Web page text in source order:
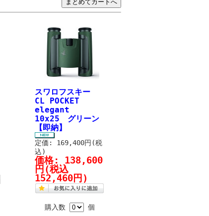
スワロフスキー
CL POCKET
elegant
10x25 グリーン
【即納】
定価: 169,400円(税
込)
価格: 138,600
円 (税込
152,460円)
購入数 個